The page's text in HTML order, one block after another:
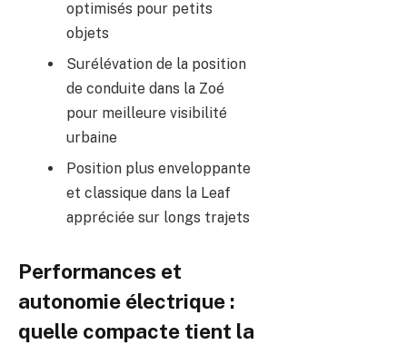
optimisés pour petits
objets
Surélévation de la position
de conduite dans la Zoé
pour meilleure visibilité
urbaine
Position plus enveloppante
et classique dans la Leaf
appréciée sur longs trajets
Performances et
autonomie électrique :
quelle compacte tient la